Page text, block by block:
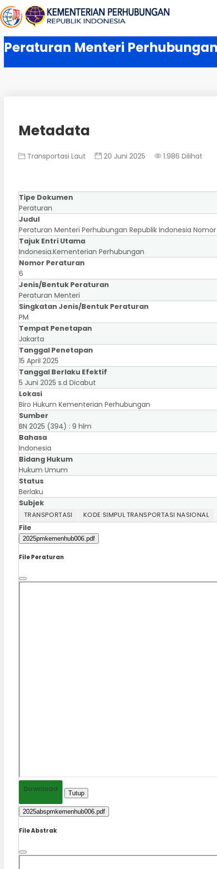
Peraturan Menteri
Metadata
Transportasi Laut 20 Juni 2025 1.986 Dilihat
Tipe Dokumen
Peraturan
Judul
Peraturan Menteri Perhubungan Republik Indonesia
Tajuk Entri Utama
Indonesia.Kementerian Perhubungan
Nomor Peraturan
6
Jenis/Bentuk Peraturan
Peraturan Menteri
Singkatan Jenis/Bentuk Peraturan
PM
Tempat Penetapan
Jakarta
Tanggal Penetapan
15 April 2025
Tanggal Berlaku Efektif
5 Juni 2025 s.d Dicabut
Lokasi
Biro Hukum Kementerian Perhubungan
Sumber
BN 2025 (394) : 9 hlm
Bahasa
Indonesia
Bidang Hukum
Hukum Umum
Status
Berlaku
Subjek
TRANSPORTASI KODE SIMPUL TRANSPORTASI NASIONAL
File
2025pmkemenhub006.pdf
File Peraturan
Download Tutup
2025abspmkemenhub006.pdf
File Abstrak